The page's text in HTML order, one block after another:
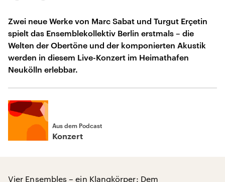
Zwei neue Werke von Marc Sabat und Turgut Erçetin
spielt das Ensemblekollektiv Berlin erstmals – die
Welten der Obertöne und der komponierten Akustik
werden in diesem Live-Konzert im Heimathafen
Neukölln erlebbar.
Aus dem Podcast
Konzert
Vier Ensembles – ein Klangkörper: Dem